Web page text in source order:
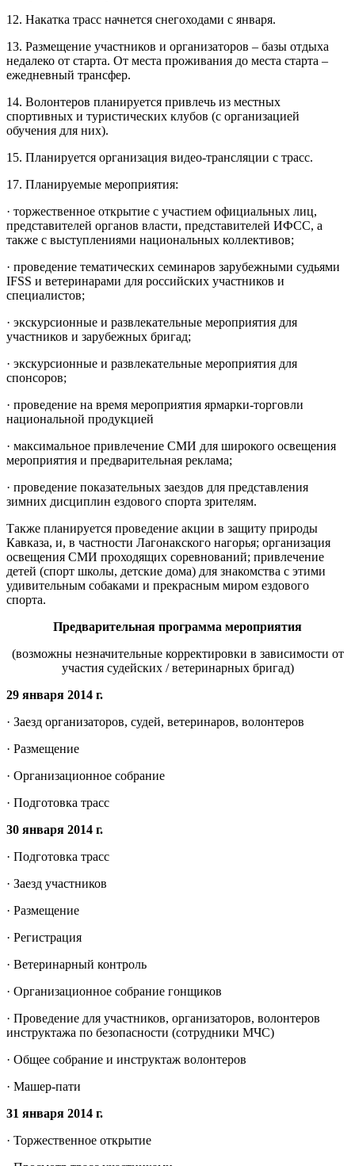
12. Накатка трасс начнется снегоходами с января.
13. Размещение участников и организаторов – базы отдыха
недалеко от старта. От места проживания до места старта –
ежедневный трансфер.
14. Волонтеров планируется привлечь из местных
спортивных и туристических клубов (с организацией
обучения для них).
15. Планируется организация видео-трансляции с трасс.
17. Планируемые мероприятия:
· торжественное открытие с участием официальных лиц,
представителей органов власти, представителей ИФСС, а
также с выступлениями национальных коллективов;
· проведение тематических семинаров зарубежными судьями
IFSS и ветеринарами для российских участников и
специалистов;
· экскурсионные и развлекательные мероприятия для
участников и зарубежных бригад;
· экскурсионные и развлекательные мероприятия для
спонсоров;
· проведение на время мероприятия ярмарки-торговли
национальной продукцией
· максимальное привлечение СМИ для широкого освещения
мероприятия и предварительная реклама;
· проведение показательных заездов для представления
зимних дисциплин ездового спорта зрителям.
Также планируется проведение акции в защиту природы
Кавказа, и, в частности Лагонакского нагорья; организация
освещения СМИ проходящих соревнований; привлечение
детей (спорт школы, детские дома) для знакомства с этими
удивительным собаками и прекрасным миром ездового
спорта.
Предварительная программа мероприятия
(возможны незначительные корректировки в зависимости от
участия судейских / ветеринарных бригад)
29 января 2014 г.
· Заезд организаторов, судей, ветеринаров, волонтеров
· Размещение
· Организационное собрание
· Подготовка трасс
30 января 2014 г.
· Подготовка трасс
· Заезд участников
· Размещение
· Регистрация
· Ветеринарный контроль
· Организационное собрание гонщиков
· Проведение для участников, организаторов, волонтеров
инструктажа по безопасности (сотрудники МЧС)
· Общее собрание и инструктаж волонтеров
· Машер-пати
31 января 2014 г.
· Торжественное открытие